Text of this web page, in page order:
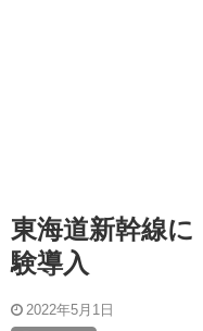
東海道新幹線
験導入
2022年5月1日